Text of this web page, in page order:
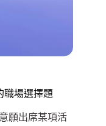
職場選擇題
願出席某項活